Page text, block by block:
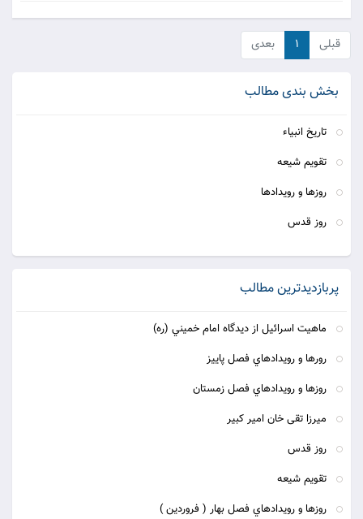
قبلی ۱ بعدی
بخش بندی مطالب
تاريخ انبياء
تقويم شيعه
روزها و رويدادها
روز قدس
پربازدیدترین مطالب
ماهيت اسرائيل از ديدگاه امام خميني (ره)
رورها و رويدادهاي فصل پاييز
روزها و رويدادهاي فصل زمستان
ميرزا تقى خان امير كبير
روز قدس
تقويم شيعه
روزها و رويدادهاي فصل بهار ( فروردين )